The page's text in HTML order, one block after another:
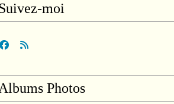
moi
Albums Photos